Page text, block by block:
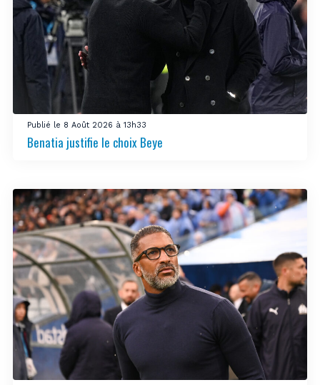
Publié le 8 Août 2026 à 13h33
Benatia justifie le choix Beye